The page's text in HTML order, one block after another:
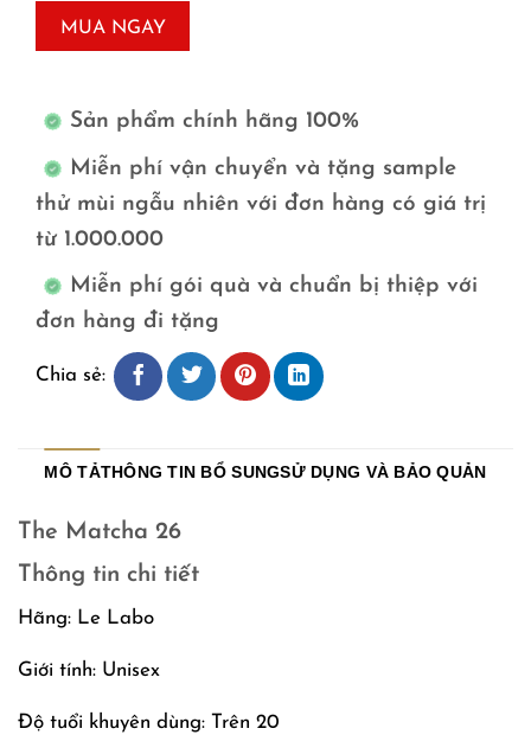
MUA NGAY
Sản phẩm chính hãng 100%
Miễn phí vận chuyển và tặng sample
thử mùi ngẫu nhiên với đơn hàng có giá trị
từ 1.000.000
Miễn phí gói quà và chuẩn bị thiệp với
đơn hàng đi tặng
Chia sẻ:
MÔ TẢTHÔNG TIN BỔ SUNGSỬ DỤNG VÀ BẢO QUẢN
The Matcha 26
Thông tin chi tiết
Hãng: Le Labo
Giới tính: Unisex
Độ tuổi khuyên dùng: Trên 20